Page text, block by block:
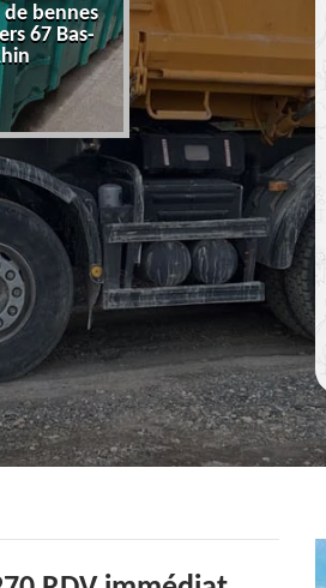
bennes
67 Bas-
chargement
67 Bas-Rhin